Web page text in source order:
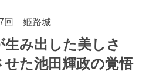
ション
回 姫路城
生み出した美しさ
せた池田輝政の覚悟